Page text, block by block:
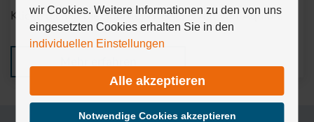
Klicke dich in die SportlerWasser-Welt von Aquion.
durch
die
Optionen
navigieren.
lehnt
wir Cookies. Weitere Informationen zu den von uns
eingesetzten Cookies erhalten Sie in den
individuellen Einstellungen
Alle akzeptieren
Notwendige Cookies akzeptieren